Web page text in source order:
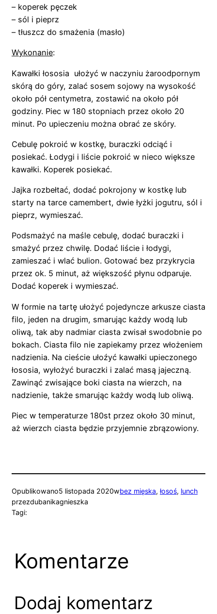
– koperek pęczek
– sól i pieprz
– tłuszcz do smażenia (masło)
Wykonanie:
Kawałki łososia ułożyć w naczyniu żaroodpornym
skórą do góry, zalać sosem sojowy na wysokość
około pół centymetra, zostawić na około pół
godziny. Piec w 180 stopniach przez około 20
minut. Po upieczeniu można obrać ze skóry.
Cebulę pokroić w kostkę, buraczki odciąć i
posiekać. Łodygi i liście pokroić w nieco większe
kawałki. Koperek posiekać.
Jajka rozbełtać, dodać pokrojony w kostkę lub
starty na tarce camembert, dwie łyżki jogutru, sól i
pieprz, wymieszać.
Podsmażyć na maśle cebulę, dodać buraczki i
smażyć przez chwilę. Dodać liście i łodygi,
zamieszać i wlać bulion. Gotować bez przykrycia
przez ok. 5 minut, aż większość płynu odparuje.
Dodać koperek i wymieszać.
W formie na tartę ułożyć pojedyncze arkusze ciasta
filo, jeden na drugim, smarując każdy wodą lub
oliwą, tak aby nadmiar ciasta zwisał swodobnie po
bokach. Ciasta filo nie zapiekamy przez włożeniem
nadzienia. Na cieście ułoźyć kawałki upieczonego
łososia, wyłożyć buraczki i zalać masą jajeczną.
Zawinąć zwisające boki ciasta na wierzch, na
nadzienie, także smarując każdy wodą lub oliwą.
Piec w temperaturze 180st przez około 30 minut,
aż wierzch ciasta będzie przyjemnie zbrązowiony.
Opublikowano5 listopada 2020wbez mięska, łosoś, lunch
przezdubanikagnieszka
Tagi:
Komentarze
Dodaj komentarz